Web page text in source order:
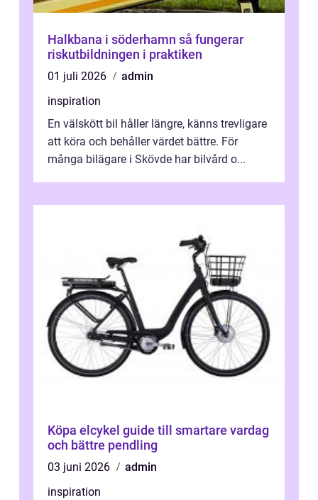
Halkbana i söderhamn så fungerar
riskutbildningen i praktiken
01 juli 2026
admin
inspiration
En välskött bil håller längre, känns trevligare
att köra och behåller värdet bättre. För
många bilägare i Skövde har bilvård o...
Köpa elcykel guide till smartare vardag
och bättre pendling
03 juni 2026
admin
inspiration